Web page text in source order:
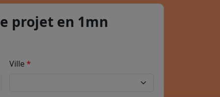
projet en 1mn
Ville